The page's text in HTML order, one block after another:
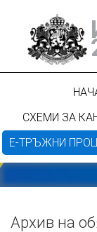
СХЕМИ ЗА
Е-ТРЪЖНИ
Архив на